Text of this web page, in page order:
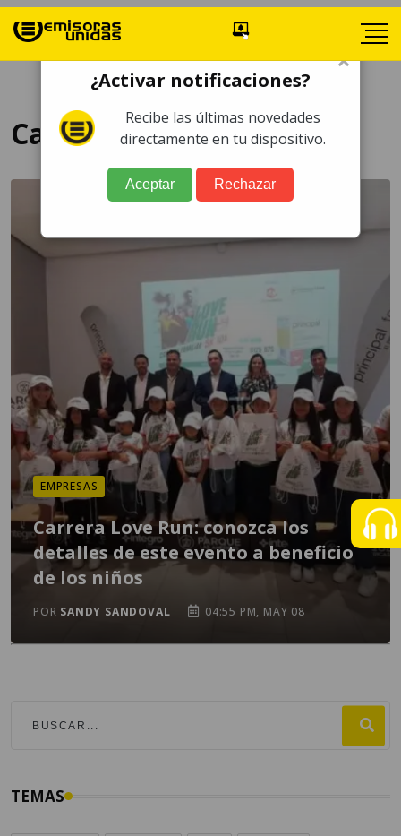
Carrera Love Run
EMPRESAS
Carrera Love Run: conozca los
detalles de este evento a beneficio
de los niños
POR SANDY SANDOVAL 04:55 PM, MAY 08
TEMAS
×
¿Activar notificaciones?
Recibe las últimas novedades
directamente en tu dispositivo.
Aceptar Rechazar